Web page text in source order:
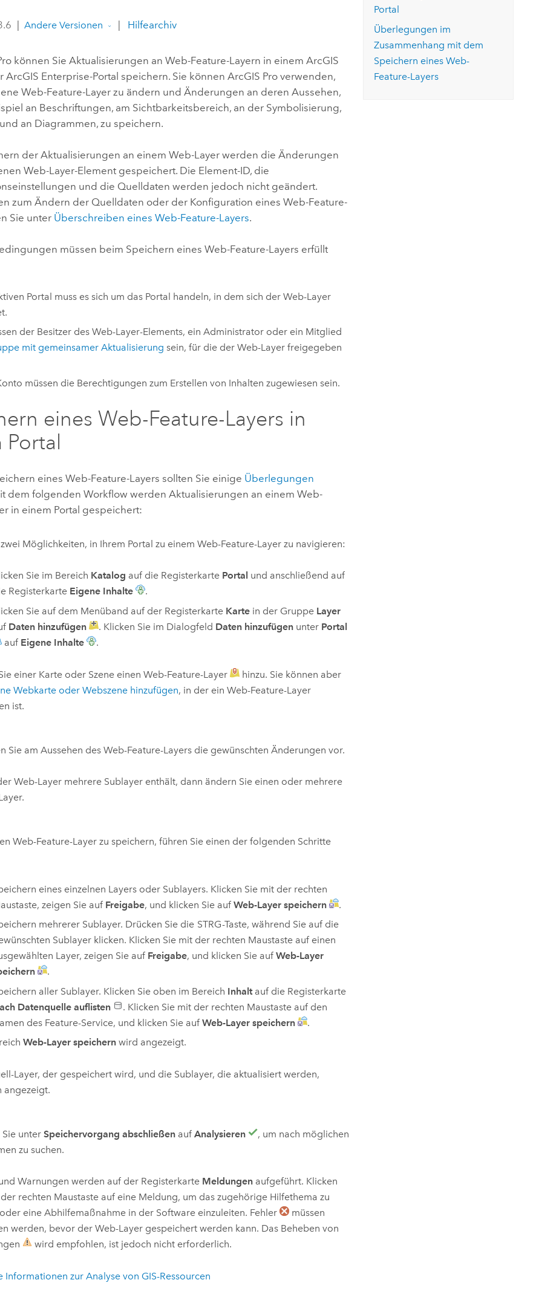
aktivieren Sie eine kostenfreie Testversion.
ArcGIS Pro erkunden
Den Kurs erkunden
Alle Storys
Die Story lesen
Andere Versionen Hilfearchiv
können Sie Aktualisierungen an Web-Feature-Layern in einemArcGIS
ArcGIS Enterprise-Portal speichern. Sie könnenArcGIS Pro verwenden,
Web-Feature-Layer zu ändern und Änderungen an deren Aussehen,
an Beschriftungen, am Sichtbarkeitsbereich, an der Symbolisierung,
an Diagrammen, zu speichern.
der Aktualisierungen an einem Web-Layer werden die Änderungen
Web-Layer-Element gespeichert. Die Element-ID, die
und die Quelldaten werden jedoch nicht geändert.
zum Ändern der Quelldaten oder der Konfiguration eines Web-Feature-
Sie unter Überschreiben eines Web-Feature-Layers.
müssen beim Speichern eines Web-Feature-Layers erfüllt
Portal muss es sich um das Portal handeln, in dem sich der Web-Layer
der Besitzer des Web-Layer-Elements, ein Administrator oder ein Mitglied
mit gemeinsamer Aktualisierung sein, für die der Web-Layer freigegeben
müssen die Berechtigungen zum Erstellen von Inhalten zugewiesen sein.
eines Web-Feature-Layers in
eines Web-Feature-Layers sollten Sie einige Überlegungen
dem folgenden Workflow werden Aktualisierungen an einem Web-
in einem Portal gespeichert:
Möglichkeiten, in Ihrem Portal zu einem Web-Feature-Layer zu navigieren:
Sie im Bereich Katalog auf die Registerkarte Portal und anschließend auf
Registerkarte Eigene Inhalte
.
Sie auf dem Menüband auf der Registerkarte Kartein der Gruppe Layer
Daten hinzufügen . Klicken Sie im Dialogfeld Daten hinzufügenunter Portal
auf Eigene Inhalte .
einer Karte oder Szene einen Web-Feature-Layer
hinzu. Sie können aber
Webkarte oder Webszene hinzufügen, in der ein Web-Feature-Layer
ist.
Sie am Aussehen des Web-Feature-Layers die gewünschten Änderungen vor.
Web-Layer mehrere Sublayer enthält, dann ändern Sie einen oder mehrere
Web-Feature-Layer zu speichern, führen Sie einen der folgenden Schritte
eines einzelnen Layers oder Sublayers. Klicken Sie mit der rechten
zeigen Sie auf Freigabe, und klicken Sie auf Web-Layer speichern
.
mehrerer Sublayer. Drücken Sie die STRG-Taste, während Sie auf die
Sublayer klicken. Klicken Sie mit der rechten Maustaste auf einen
Layer, zeigen Sie auf Freigabe, und klicken Sie auf Web-Layer
.
aller Sublayer. Klicken Sie oben im Bereich Inhaltauf die Registerkarte
Datenquelle auflisten
. Klicken Sie mit der rechten Maustaste auf den
des Feature-Service, und klicken Sie auf Web-Layer speichern
.
Web-Layer speichern wird angezeigt.
Layer, der gespeichert wird, und die Sublayer, die aktualisiert werden,
angezeigt.
Sie unterSpeichervorgang abschließen aufAnalysieren
, um nach möglichen
zu suchen.
Warnungen werden auf der Registerkarte Meldungen aufgeführt. Klicken
rechten Maustaste auf eine Meldung, um das zugehörige Hilfethema zu
eine Abhilfemaßnahme in der Software einzuleiten. Fehler
müssen
werden, bevor der Web-Layer gespeichert werden kann. Das Beheben von
wird empfohlen, ist jedoch nicht erforderlich.
Informationen zur Analyse von GIS-Ressourcen
Portal
Überlegungen im
Zusammenhang mit dem
Speichern eines Web-
Feature-Layers